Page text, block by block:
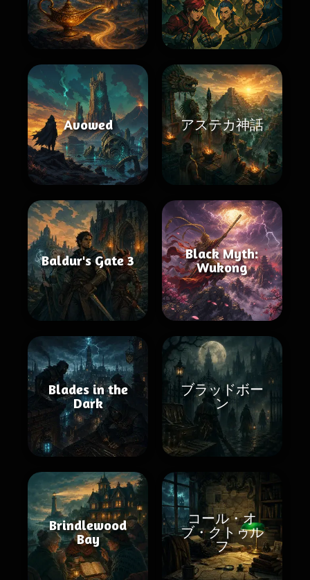
Avowed アステカ神話
Baldur's Gate 3
Black Myth:
Wukong
Blades in the
Dark
ブラッドボー
ン
Brindlewood
Bay
コール・オ
ブ・クトゥル
フ